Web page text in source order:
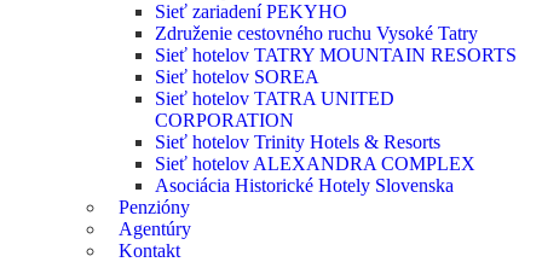
Sieť zariadení PEKYHO
Združenie cestovného ruchu Vysoké Tatry
Sieť hotelov TATRY MOUNTAIN RESORTS
Sieť hotelov SOREA
Sieť hotelov TATRA UNITED
CORPORATION
Sieť hotelov Trinity Hotels & Resorts
Sieť hotelov ALEXANDRA COMPLEX
Asociácia Historické Hotely Slovenska
Penzióny
Agentúry
Kontakt